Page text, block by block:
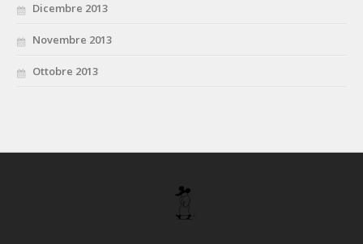
Dicembre 2013
Novembre 2013
Ottobre 2013